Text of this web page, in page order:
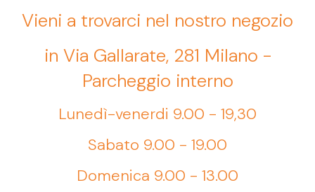
Vieni a trovarci nel nostro negozio
in Via Gallarate, 281 Milano -
Parcheggio interno
Lunedì-venerdi 9.00 - 19,30
Sabato 9.00 - 19.00
Domenica 9.00 - 13.00